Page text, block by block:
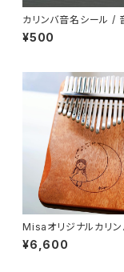
カリンバ音名シール /
ル
¥500
Misaオリジナルカリ
salogo1
¥6,600